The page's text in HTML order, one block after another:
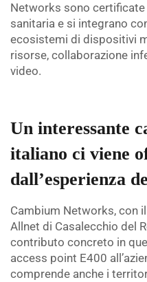
Networks sono certificate
sanitaria e si integrano
ecosistemi di dispositivi
risorse, collaborazione
video.
Un interessante
italiano ci viene
dall’esperienza
Cambium Networks, con
Allnet di Casalecchio del
contributo concreto in
access point E400
comprende anche i